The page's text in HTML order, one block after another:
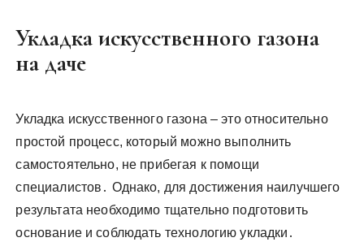
Укладка искусственного газона
на даче
Укладка искусственного газона – это относительно
простой процесс, который можно выполнить
самостоятельно, не прибегая к помощи
специалистов․ Однако, для достижения наилучшего
результата необходимо тщательно подготовить
основание и соблюдать технологию укладки․